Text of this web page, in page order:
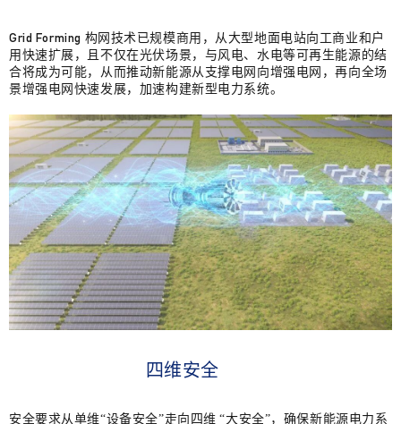
Grid Forming 构网技术已规模商用，从大型地面电站向工商业和户
用快速扩展，且不仅在光伏场景，与风电、水电等可再生能源的结
合将成为可能，从而推动新能源从支撑电网向增强电网，再向全场
景增强电网快速发展，加速构建新型电力系统。
四维安全
安全要求从单维“设备安全”走向四维 “大安全”，确保新能源电力系